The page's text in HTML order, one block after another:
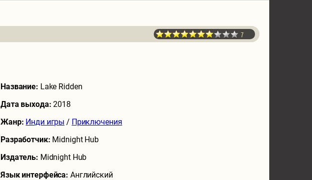
7
Название: Lake Ridden
Дата выхода:2018
Жанр: Инди игры / Приключения
Разработчик: Midnight Hub
Издатель: Midnight Hub
Язык интерфейса: Английский